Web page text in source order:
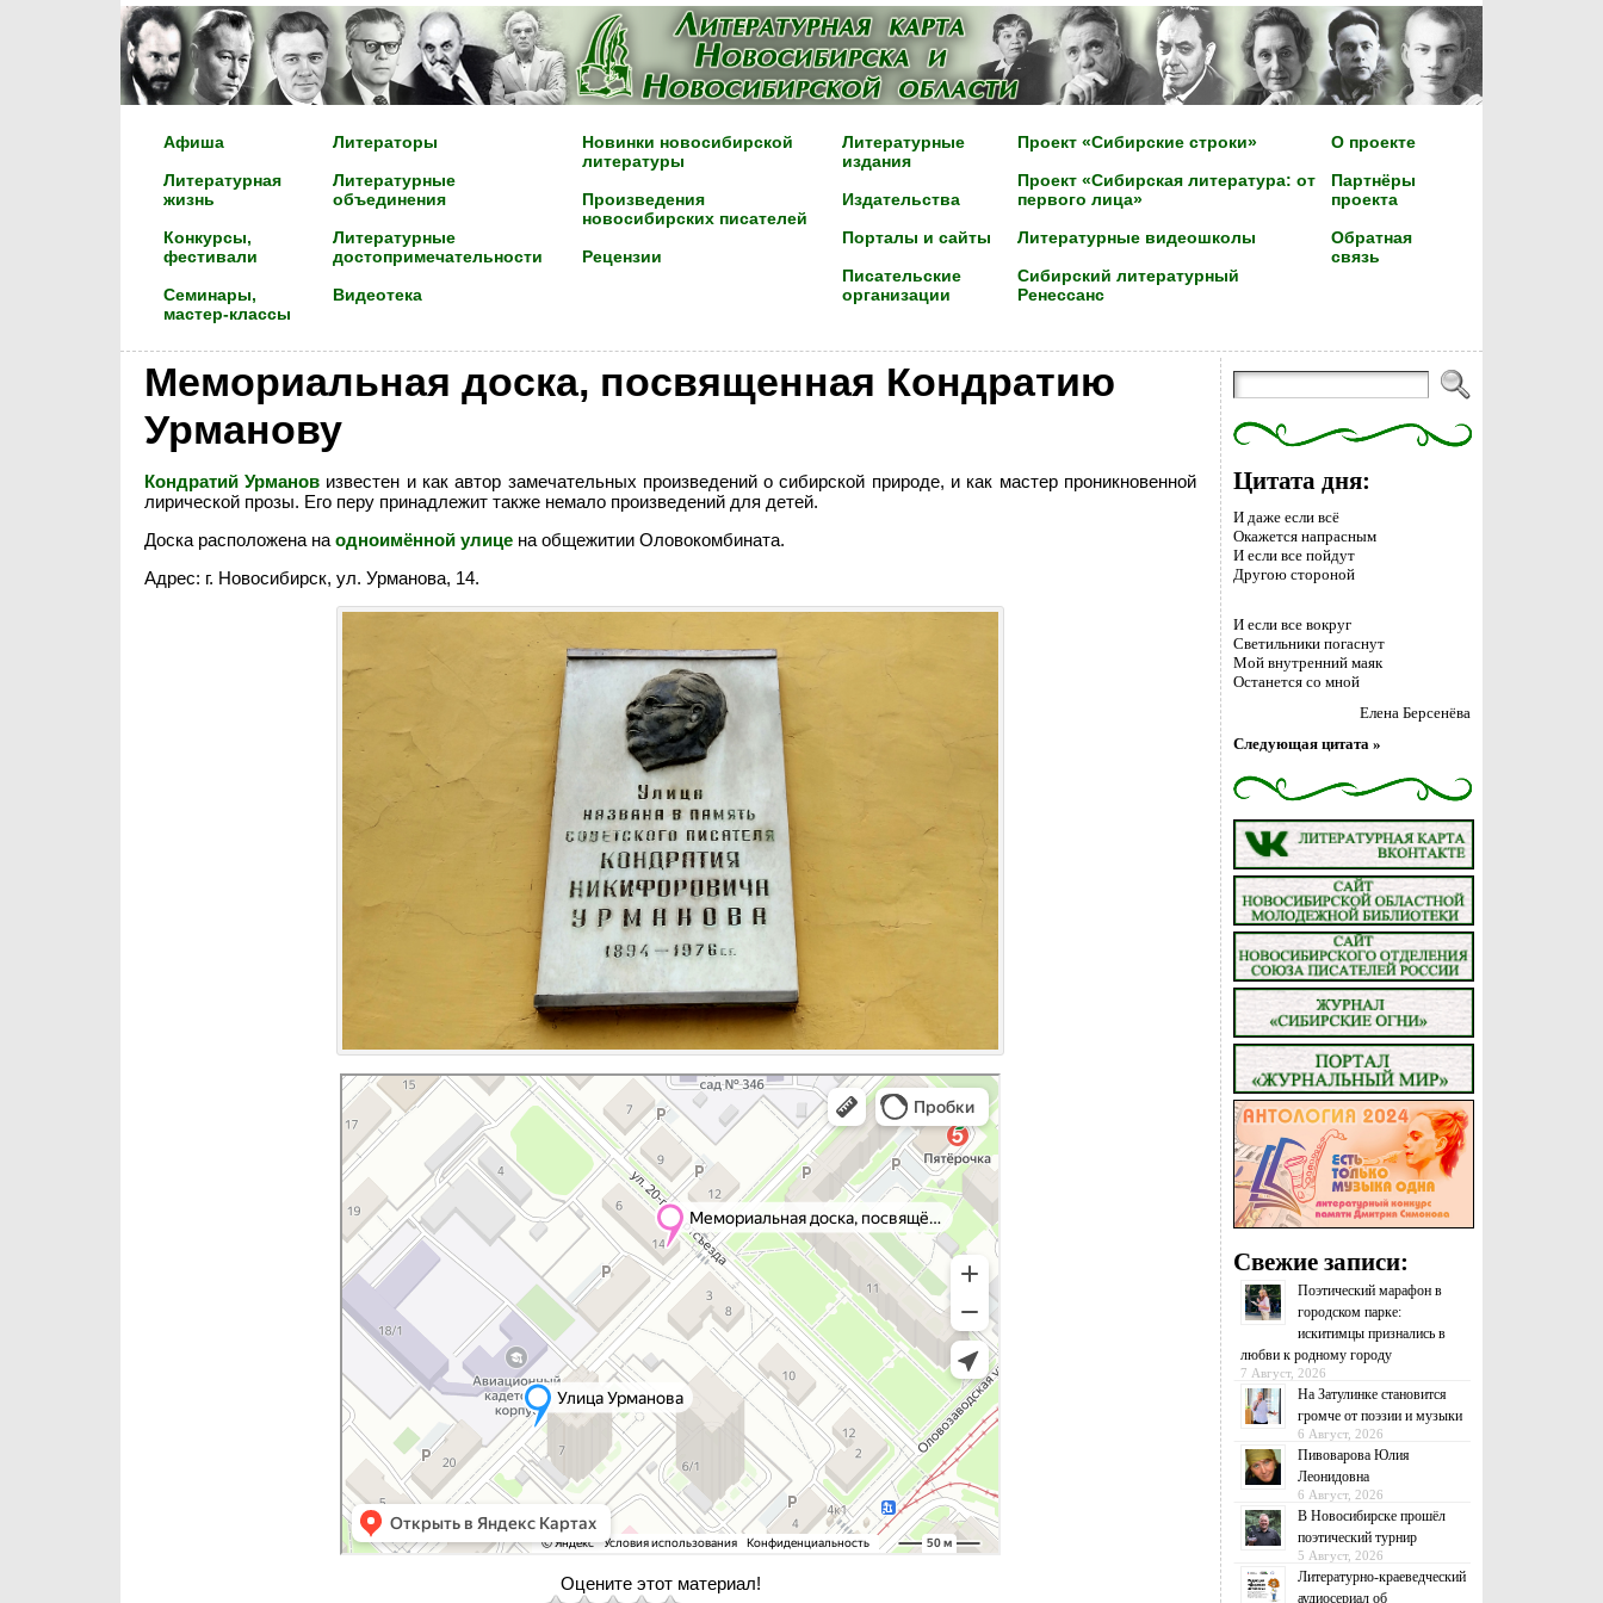
Афиша
Литературная
жизнь
Конкурсы,
фестивали
Семинары,
мастер-классы
Литераторы
Литературные
объединения
Литературные
достопримечательности
Видеотека
Новинки новосибирской
литературы
Произведения
новосибирских писателей
Рецензии
Литературные
издания
Издательства
Порталы и сайты
Писательские
организации
Проект «Сибирские строки»
Проект «Сибирская литература: от
первого лица»
Литературные видеошколы
Сибирский литературный
Ренессанс
О проекте
Партнёры
проекта
Обратная
связь
Мемориальная доска, посвященная Кондратию
Урманову
Кондратий Урманов известен и как автор замечательных произведений о сибирской природе, и как мастер проникновенной
лирической прозы. Его перу принадлежит также немало произведений для детей.
Доска расположена на одноимённой улицена общежитии Оловокомбината.
Адрес: г. Новосибирск, ул. Урманова, 14.
Оцените этот материал!
Цитата дня:
И даже если всё
Окажется напрасным
И если все пойдут
Другою стороной
И если все вокруг
Светильники погаснут
Мой внутренний маяк
Останется со мной
Елена Берсенёва
Следующая цитата »
Свежие записи:
Поэтический марафон в
городском парке:
искитимцы признались в
любви к родному городу
7 Август, 2026
На Затулинке становится
громче от поэзии и музыки
6 Август, 2026
Пивоварова Юлия
Леонидовна
6 Август, 2026
В Новосибирске прошёл
поэтический турнир
5 Август, 2026
Литературно-краеведческий
аудиосериал об